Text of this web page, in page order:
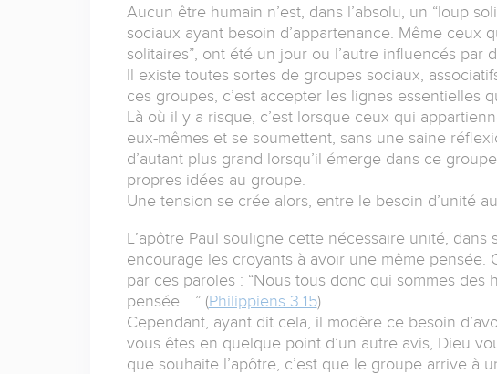
Aucun être humain n’est, dans l’absolu, un “loup
sociaux ayant besoin d’appartenance. Même ceux
solitaires”, ont été un jour ou l’autre influencés par
Il existe toutes sortes de groupes sociaux,
ces groupes, c’est accepter les lignes essentielles
Là où il y a risque, c’est lorsque ceux qui
eux-mêmes et se soumettent, sans une saine
d’autant plus grand lorsqu’il émerge dans ce
propres idées au groupe.
Une tension se crée alors, entre le besoin d’unité
L’apôtre Paul souligne cette nécessaire unité, dans
encourage les croyants à avoir une même pensée.
par ces paroles : “Nous tous donc qui sommes des
pensée… ” (Philippiens 3.15).
Cependant, ayant dit cela, il modère ce besoin
vous êtes en quelque point d’un autre avis, Dieu
que souhaite l’apôtre, c’est que le groupe arrive à